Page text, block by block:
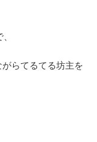
らてるてる坊主を